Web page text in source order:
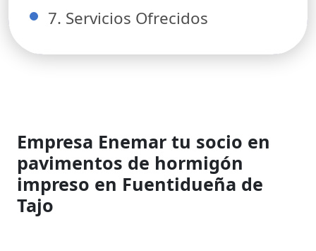
7. Servicios Ofrecidos
Empresa Enemar tu socio en
pavimentos de hormigón
impreso en Fuentidueña de
Tajo